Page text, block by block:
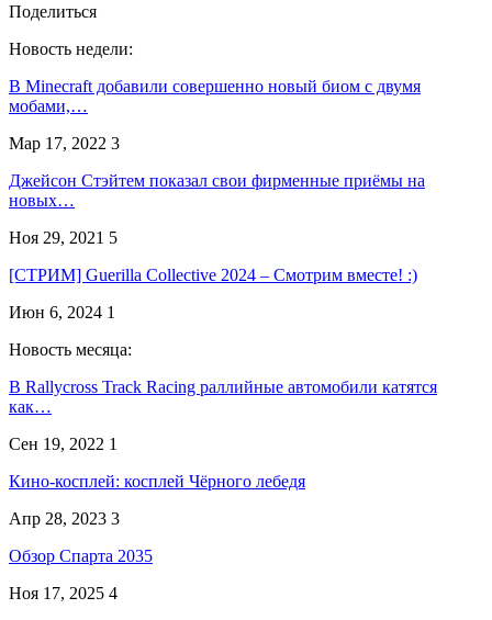
Поделиться
Новость недели:
В Minecraft добавили совершенно новый биом с двумя
мобами,…
Мар 17, 2022 3
Джейсон Стэйтем показал свои фирменные приёмы на
новых…
Ноя 29, 2021 5
[СТРИМ] Guerilla Collective 2024 – Смотрим вместе! :)
Июн 6, 2024 1
Новость месяца:
В Rallycross Track Racing раллийные автомобили катятся
как…
Сен 19, 2022 1
Кино-косплей: косплей Чёрного лебедя
Апр 28, 2023 3
Обзор Спарта 2035
Ноя 17, 2025 4